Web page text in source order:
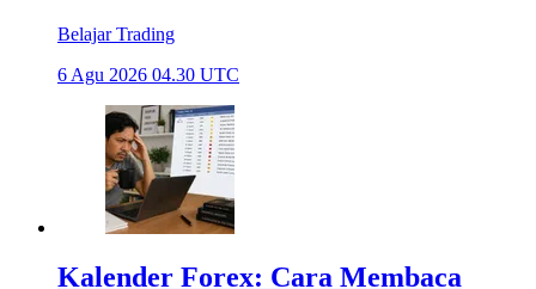
Belajar Trading
6 Agu 2026 04.30 UTC
Kalender Forex: Cara Membaca